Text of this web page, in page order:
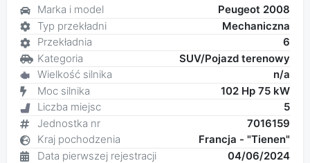
Marka i model
Peugeot 2008
Typ przekładni
Mechaniczna
Przekładnia
6
Kategoria
SUV/Pojazd terenowy
Wielkość silnika
n/a
Moc silnika
102 Hp 75 kW
Liczba miejsc
5
Jednostka nr
7016159
Kraj pochodzenia
Francja - "Tienen"
Data pierwszej rejestracji
04/06/2024